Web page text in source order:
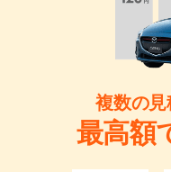
複数の見
最高額